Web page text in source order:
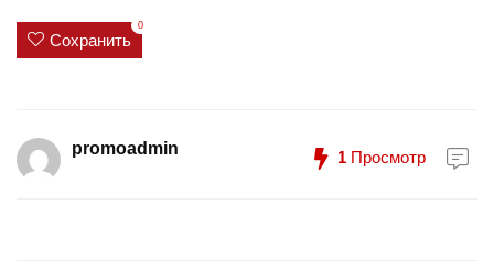
Сохранить
0
promoadmin 1 Просмотр